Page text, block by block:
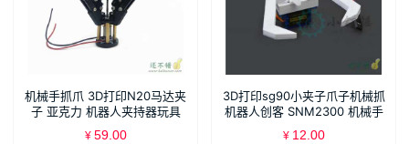
机械手抓爪 3D打印N20马达夹
子 亚克力 机器人夹持器玩具
SNM2500
¥ 59.00
3D打印sg90小夹子爪子机械抓
机器人创客 SNM2300 机械手
夹持器
¥ 12.00